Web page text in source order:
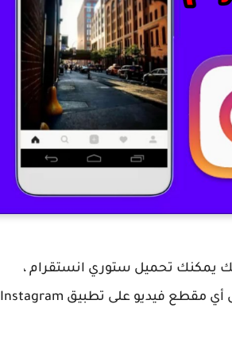
يمكنك تحميل ستوري انستقرام ،
فتطبيق صغير حجم وسهل في الاستخدام مما يسهل عليك تحميل أي مقطع فيديو على تطبيق Instagram